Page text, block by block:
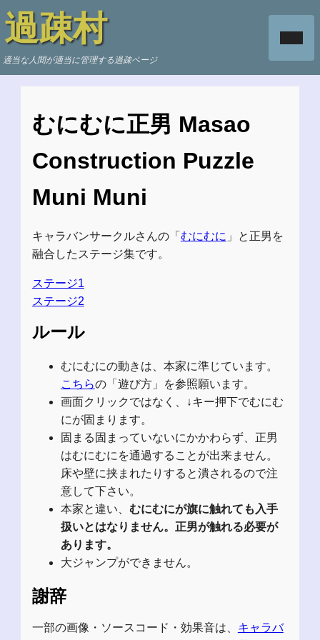
過疎村
適当な人間が適当に管理する過疎ページ
むにむに正男 Masao
Construction Puzzle
Muni Muni
キャラバンサークルさんの「 むにむに 」と正男を
融合したステージ集です。
ステージ1
ステージ2
ルール
むにむにの動きは、本家に準じています。
こちらの「遊び方」を参照願います。
画面クリックではなく、↓キー押下でむにむ
にが固まります。
固まる固まっていないにかかわらず、正男
はむにむにを通過することが出来ません。
床や壁に挟まれたりすると潰されるので注
意して下さい。
本家と違い、 むにむにが旗に触れても入手
扱いとはなりません。正男が触れる必要が
あります。
大ジャンプができません。
謝辞
一部の画像・ソースコード・効果音は、 キャラバ